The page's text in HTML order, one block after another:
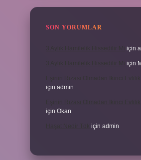
SON YORUMLAR
için
için
için admin
için Okan
için admin